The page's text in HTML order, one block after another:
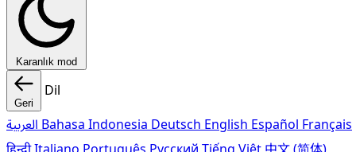
Karanlık mod
Geri
Dil
Bahasa Indonesia Deutsch English Español Français